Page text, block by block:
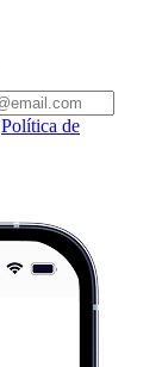
Política de